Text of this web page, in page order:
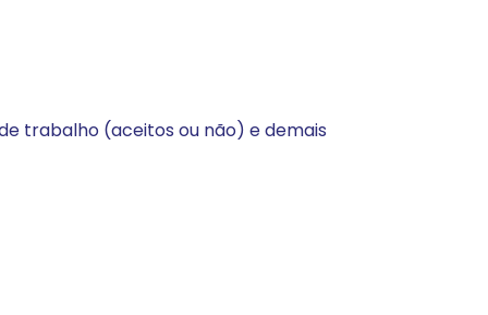
trabalho (aceitos ou não) e demais